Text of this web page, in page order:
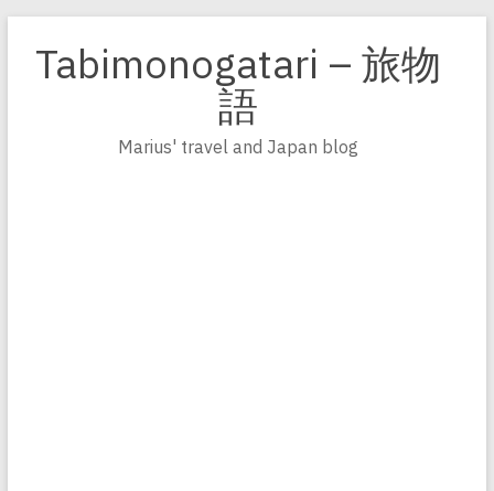
Inhalt
springen
Tabimonogatari – 旅物
語
Marius' travel and Japan blog